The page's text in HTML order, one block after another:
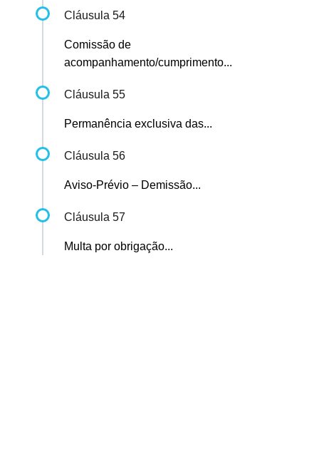
Cláusula 54
Comissão de
acompanhamento/cumprimento...
Cláusula 55
Permanência exclusiva das...
Cláusula 56
Aviso-Prévio – Demissão...
Cláusula 57
Multa por obrigação...